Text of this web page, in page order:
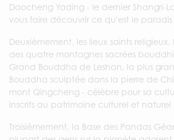
Daocheng Yading - le dernier Shangri-
vous faire découvrir ce qu'est le paradis
Deuxièmement, les lieux saints
des quatre montagnes sacrées
Grand Bouddha de Leshan, la plus
Bouddha sculptée dans la pierre de
mont Qingcheng - célèbre pour sa
inscrits au patrimoine culturel et naturel
Troisièmement, la Base des Pandas